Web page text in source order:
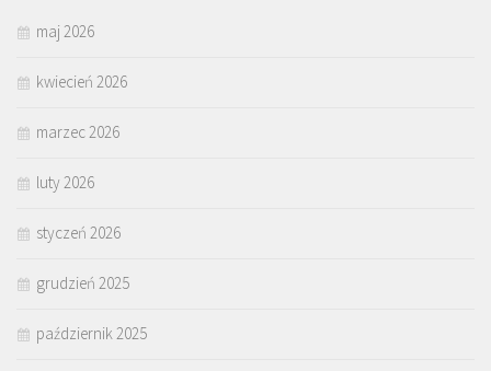
maj 2026
kwiecień 2026
marzec 2026
luty 2026
styczeń 2026
grudzień 2025
październik 2025